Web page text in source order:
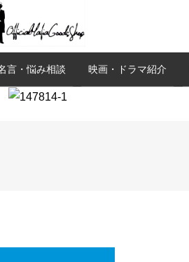
言・悩み相談 映画・ドラマ紹介